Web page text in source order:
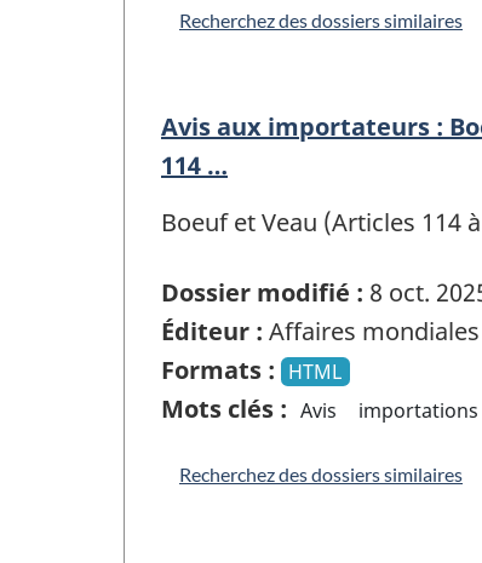
Recherchez des dossiers similaires
Avis aux importateurs :
114 …
Boeuf et Veau (Articles 114
Dossier modifié : 8 oct.
Éditeur : Affaires
Formats : HTML
Mots clés : Avis importations
Recherchez des dossiers similaires